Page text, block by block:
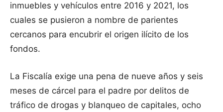
inmuebles y vehículos entre 2016 y 2021, los
cuales se pusieron a nombre de parientes
cercanos para encubrir el origen ilícito de los
fondos.
La Fiscalía exige una pena de nueve años y seis
meses de cárcel para el padre por delitos de
tráfico de drogas y blanqueo de capitales, ocho